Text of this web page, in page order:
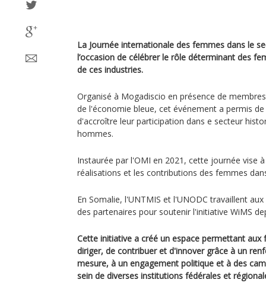
La Journée internationale des femmes dans le
l’occasion de célébrer le rôle déterminant des
de ces industries.
Organisé à Mogadiscio en présence de
de l'économie bleue, cet événement a permis
d'accroître leur participation dans e secteur
hommes.
Instaurée par l'OMI en 2021, cette journée vise
réalisations et les contributions des femmes
En Somalie, l'UNTMIS et l'UNODC travaillent
des partenaires pour soutenir l'initiative WiMS
Cette initiative a créé un espace permettant aux
diriger, de contribuer et d'innover grâce à un
mesure, à un engagement politique et à des
sein de diverses institutions fédérales et